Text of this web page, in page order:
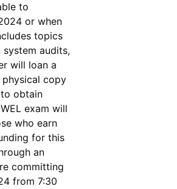
to
or when
topics
system audits,
will loan a
physical copy
to obtain
exam will
who earn
for this
an
committing
from 7:30